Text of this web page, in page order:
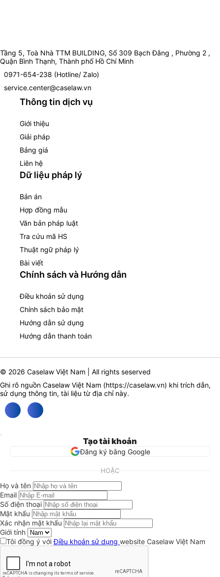
Tầng 5, Toà Nhà TTM BUILDING, Số 309 Bạch Đằng , Phường 2 ,
Quận Bình Thạnh, Thành phố Hồ Chí Minh
0971-654-238 (Hotline/ Zalo)
service.center@caselaw.vn
Thông tin dịch vụ
Giới thiệu
Giải pháp
Bảng giá
Liên hệ
Dữ liệu pháp lý
Bản án
Hợp đồng mẫu
Văn bản pháp luật
Tra cứu mã HS
Thuật ngữ pháp lý
Bài viết
Chính sách và Hướng dẫn
Điều khoản sử dụng
Chính sách bảo mật
Hướng dẫn sử dụng
Hướng dẫn thanh toán
© 2026 Caselaw Việt Nam | All rights seserved
Ghi rõ nguồn Caselaw Việt Nam (https://caselaw.vn) khi trích dẫn,
sử dụng thông tin, tài liệu từ địa chỉ này.
Tạo tài khoản
Đăng ký bằng Google
HOẶC
Họ và tên
Email
Số điện thoại
Mật khẩu
Xác nhận mật khẩu
Giới tính
Tôi đồng ý vớiĐiều khoản sử dụng website Caselaw Việt Nam